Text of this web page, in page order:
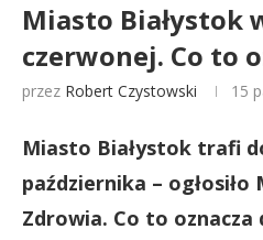
Miasto Białystok
czerwonej. Co to
przez Robert Czystowski 15
Miasto Białystok trafi
października –
Zdrowia. Co to oznacza